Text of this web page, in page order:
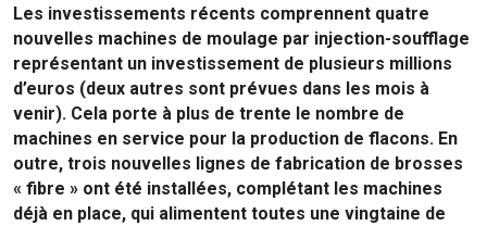
Les investissements récents comprennent quatre
nouvelles machines de moulage par injection-soufflage
représentant un investissement de plusieurs millions
d’euros (deux autres sont prévues dans les mois à
venir). Cela porte à plus de trente le nombre de
machines en service pour la production de flacons. En
outre, trois nouvelles lignes de fabrication de brosses
« fibre » ont été installées, complétant les machines
déjà en place, qui alimentent toutes une vingtaine de